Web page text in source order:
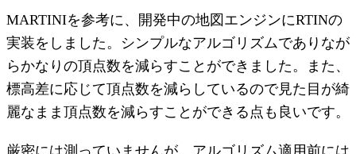
MARTINIを参考に、開発中の地図エンジンにRTINの
実装をしました。シンプルなアルゴリズムでありなが
らかなりの頂点数を減らすことができました。また、
標高差に応じて頂点数を減らしているので見た目が綺
麗なまま頂点数を減らすことができる点も良いです。